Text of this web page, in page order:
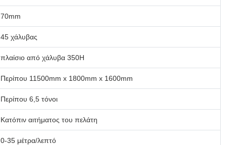
70mm
45 χάλυβας
πλαίσιο από χάλυβα 350H
Περίπου 11500mm x 1800mm x 1600mm
Περίπου 6,5 τόνοι
Κατόπιν αιτήματος του πελάτη
0-35 μέτρα/λεπτό